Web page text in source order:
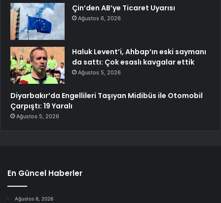
Çin’den AB’ye Ticaret Uyarısı
Ağustos 6, 2026
Haluk Levent’i, Ahbap’ın eski saymanı
da sattı: Çok esaslı kavgalar ettik
Ağustos 5, 2026
Diyarbakır’da Engellileri Taşıyan Midibüs ile Otomobil
Çarpıştı: 19 Yaralı
Ağustos 5, 2026
En Güncel Haberler
Ağustos 6, 2026